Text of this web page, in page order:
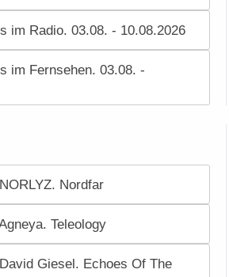
im Radio. 03.08. - 10.08.2026
im Fernsehen. 03.08. -
Nordfar
Teleology
Giesel. Echoes Of The